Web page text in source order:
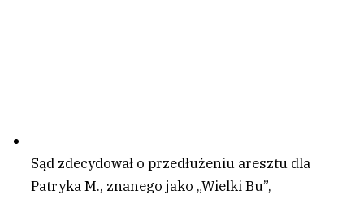
Sąd zdecydował o przedłużeniu aresztu dla
Patryka M., znanego jako „Wielki Bu”,